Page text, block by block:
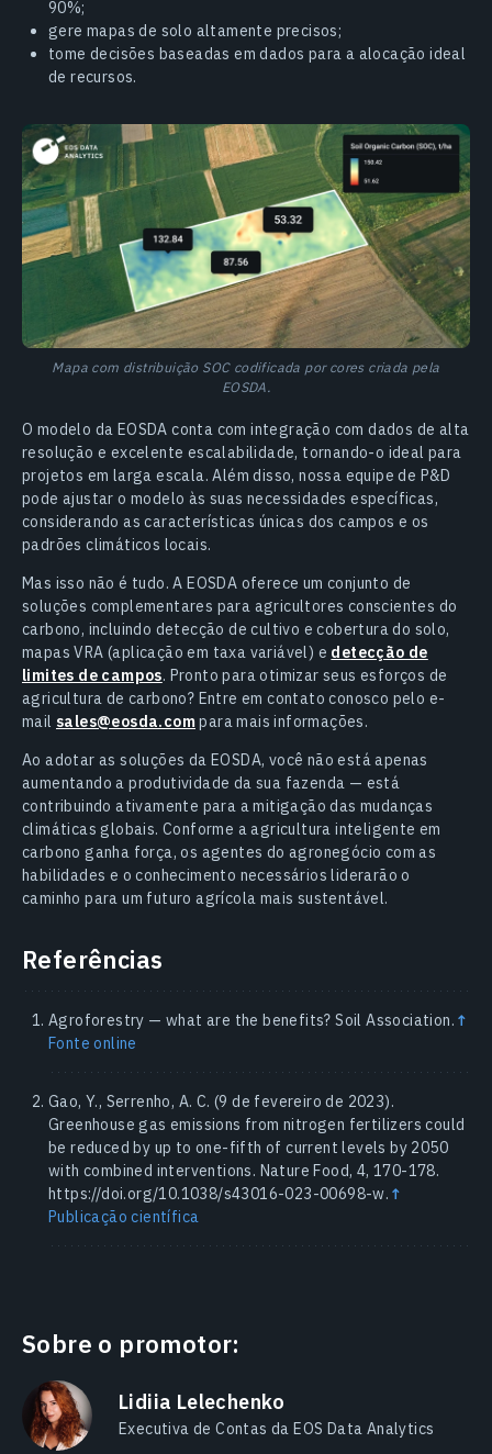
90%;
gere mapas de solo altamente precisos;
tome decisões baseadas em dados para a alocação ideal
de recursos.
Mapa com distribuição SOC codificada por cores criada pela
EOSDA.
O modelo da EOSDA conta com integração com dados de alta
resolução e excelente escalabilidade, tornando-o ideal para
projetos em larga escala. Além disso, nossa equipe de P&D
pode ajustar o modelo às suas necessidades específicas,
considerando as características únicas dos campos e os
padrões climáticos locais.
Mas isso não é tudo. A EOSDA oferece um conjunto de
soluções complementares para agricultores conscientes do
carbono, incluindo detecção de cultivo e cobertura do solo,
mapas VRA (aplicação em taxa variável) e detecção de
limites de campos. Pronto para otimizar seus esforços de
agricultura de carbono? Entre em contato conosco pelo e-
mail sales@eosda.compara mais informações.
Ao adotar as soluções da EOSDA, você não está apenas
aumentando a produtividade da sua fazenda — está
contribuindo ativamente para a mitigação das mudanças
climáticas globais. Conforme a agricultura inteligente em
carbono ganha força, os agentes do agronegócio com as
habilidades e o conhecimento necessários liderarão o
caminho para um futuro agrícola mais sustentável.
Referências
Agroforestry — what are the benefits? Soil Association. ↑
Fonte online
Gao, Y., Serrenho, A. C. (9 de fevereiro de 2023).
Greenhouse gas emissions from nitrogen fertilizers could
be reduced by up to one-fifth of current levels by 2050
with combined interventions. Nature Food, 4, 170-178.
https://doi.org/10.1038/s43016-023-00698-w. ↑
Publicação científica
Sobre o promotor:
Lidiia Lelechenko
Executiva de Contas da EOS Data Analytics